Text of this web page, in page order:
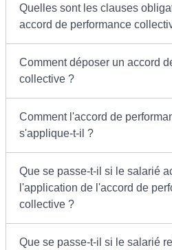
Quelles sont les clauses
accord de performance
Comment déposer un accord
collective ?
Comment l'accord de
s'applique-t-il ?
Que se passe-t-il si le salarié
l'application de l'accord de
collective ?
Que se passe-t-il si le salarié